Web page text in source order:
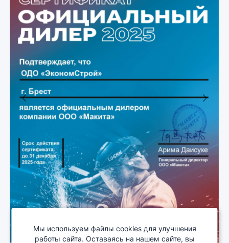
Previous Next
Мы используем файлы cookies для улучшения
работы сайта. Оставаясь на нашем сайте, вы